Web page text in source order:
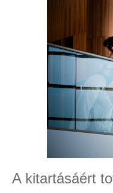
A kitartásáért